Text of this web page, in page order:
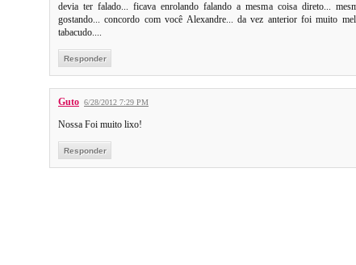
devia ter falado... ficava enrolando falando a mesma coisa direto...
gostando... concordo com você Alexandre... da vez anterior foi muito
tabacudo....
Responder
Guto 6/28/2012 7:29 PM
Nossa Foi muito lixo!
Responder